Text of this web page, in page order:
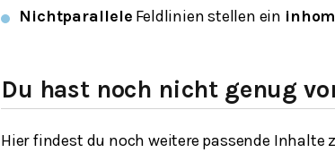
Nichtparallele Feldlinien stellen ein
Du hast noch nicht genug
Hier findest du noch weitere passende Inhalte